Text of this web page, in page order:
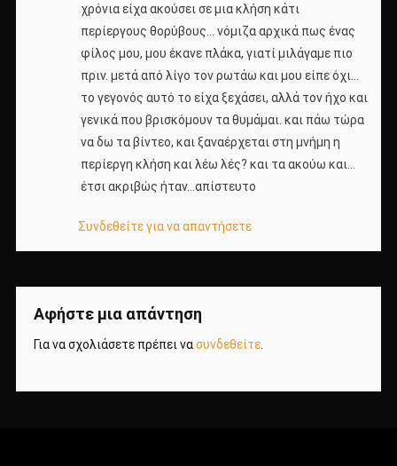
χρόνια είχα ακούσει σε μια κλήση κάτι
περίεργους θορύβους… νόμιζα αρχικά πως ένας
φίλος μου, μου έκανε πλάκα, γιατί μιλάγαμε πιο
πριν. μετά από λίγο τον ρωτάω και μου είπε όχι…
το γεγονός αυτό το είχα ξεχάσει, αλλά τον ήχο και
γενικά που βρισκόμουν τα θυμάμαι. και πάω τώρα
να δω τα βίντεο, και ξαναέρχεται στη μνήμη η
περίεργη κλήση και λέω λές? και τα ακούω και…
έτσι ακριβώς ήταν…απίστευτο
Συνδεθείτε για να απαντήσετε
Αφήστε μια απάντηση
Για να σχολιάσετε πρέπει νασυνδεθείτε.